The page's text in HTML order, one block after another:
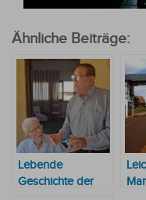
Ähnliche Beiträge:
Lebende
Geschichte der